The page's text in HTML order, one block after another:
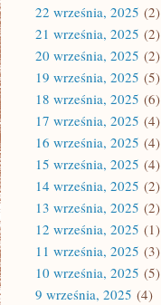
22 września, 2025 (2)
21 września, 2025 (2)
20 września, 2025 (2)
19 września, 2025 (5)
18 września, 2025 (6)
17 września, 2025 (4)
16 września, 2025 (4)
15 września, 2025 (4)
14 września, 2025 (2)
13 września, 2025 (2)
12 września, 2025 (1)
11 września, 2025 (3)
10 września, 2025 (5)
9 września, 2025 (4)